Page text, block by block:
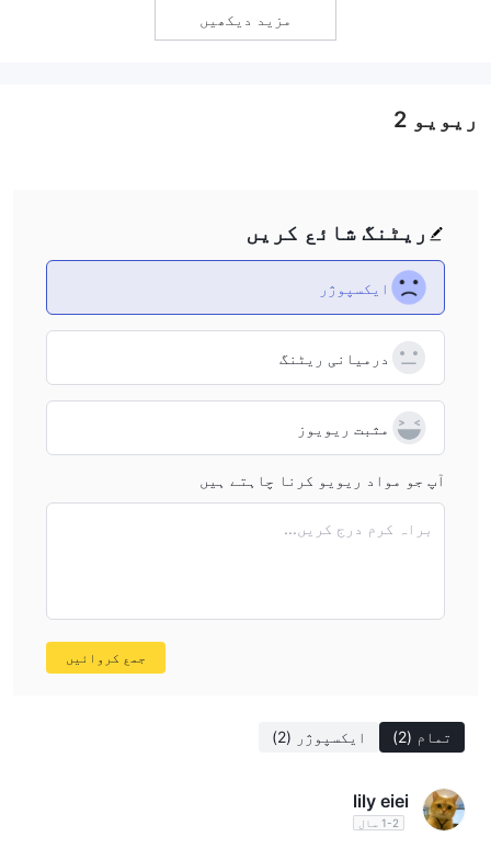
more Mirrox reviews to understand the risks involved.
مزید دیکھیں
تمام (2) ایکسپوژر (2)
lily eiei
1-2 سال
ریٹنگ شائع کریں
ایکسپوژر
درمیانی ریٹنگ
مثبت ریویوز
آپ جو مواد ریویو کرنا چاہتے ہیں
براہ کرم درج کریں...
جمع کروائیں
ریویو